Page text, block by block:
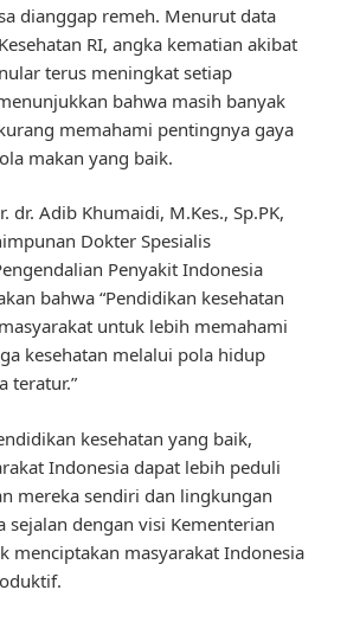
dianggap remeh. Menurut data
RI, angka kematian akibat
terus meningkat setiap
bahwa masih banyak
memahami pentingnya gaya
makan yang baik.
dr. Adib Khumaidi, M.Kes., Sp.PK,
Dokter Spesialis
Penyakit Indonesia
bahwa “Pendidikan kesehatan
untuk lebih memahami
kesehatan melalui pola hidup
teratur.”
kesehatan yang baik,
Indonesia dapat lebih peduli
mereka sendiri dan lingkungan
sejalan dengan visi Kementerian
menciptakan masyarakat Indonesia